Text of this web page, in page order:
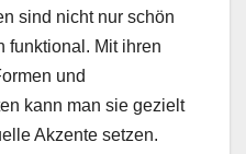
sind nicht nur schön
funktional. Mit ihren
und
kann man sie gezielt
Akzente setzen.